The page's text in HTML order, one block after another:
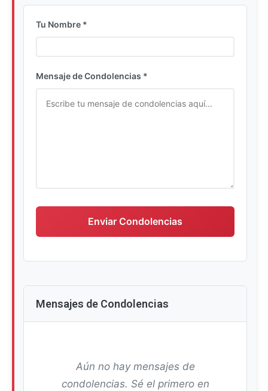
Tu Nombre *
Mensaje de Condolencias *
Enviar Condolencias
Mensajes de Condolencias
Aún no hay mensajes de
condolencias. Sé el primero en